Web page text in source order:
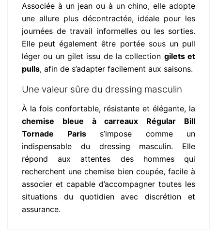
Associée à un jean ou à un chino, elle adopte
une allure plus décontractée, idéale pour les
journées de travail informelles ou les sorties.
Elle peut également être portée sous un pull
léger ou un gilet issu de la collection gilets et
pulls, afin de s’adapter facilement aux saisons.
Une valeur sûre du dressing masculin
À la fois confortable, résistante et élégante, la
chemise bleue à carreaux Régular Bill
Tornade Pariss’impose comme un
indispensable du dressing masculin. Elle
répond aux attentes des hommes qui
recherchent une chemise bien coupée, facile à
associer et capable d’accompagner toutes les
situations du quotidien avec discrétion et
assurance.